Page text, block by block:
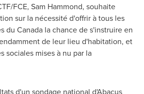
FCE, Sam Hammond, souhaite
sur la nécessité d'offrir à tous les
du Canada la chance de s'instruire en
de leur lieu d'habitation, et
sociales mises à nu par la
d'un sondage national d'Abacus